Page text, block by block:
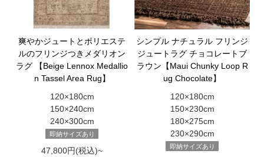
爽やかジュートとポリエステ
ルのフリンジつきメダリオン
ラグ 【Beige Lennox Medallio
n Tassel Area Rug】
120×180cm
150×240cm
240×300cm
即納サイズあり
47,800円(税込)~
シンプル ナチュラル フリンジ
ジュートラグ チョコレートブ
ラウン【Maui Chunky Loop R
ug Chocolate】
120×180cm
150×230cm
180×275cm
230×290cm
即納サイズあり